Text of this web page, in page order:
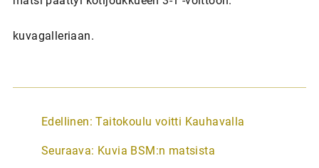
kuvagalleriaan.
A
t
Edellinen: Taitokoulu voitti Kauhavalla
Seuraava: Kuvia BSM:n matsista